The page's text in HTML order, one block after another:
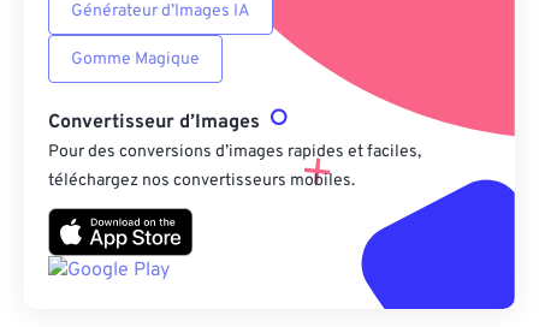
Générateur d’Images IA
Gomme Magique
Convertisseur d’Images
Pour des conversions d’images rapides et faciles,
téléchargez nos convertisseurs mobiles.